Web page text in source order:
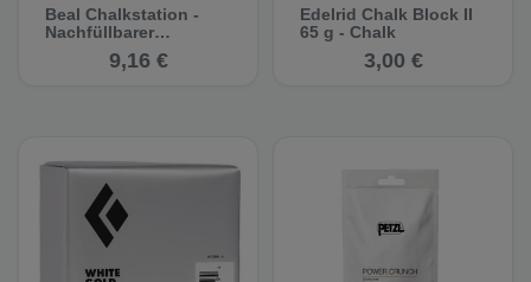
Beal Chalkstation -
Nachfüllbarer
Chalkball9,16 €
Edelrid Chalk Block II
65 g - Chalk
3,00 €